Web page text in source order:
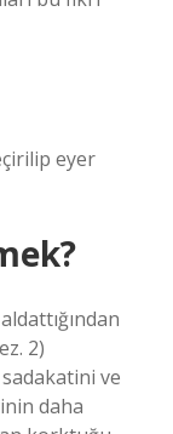
eyer
2)
sadakatini ve
daha